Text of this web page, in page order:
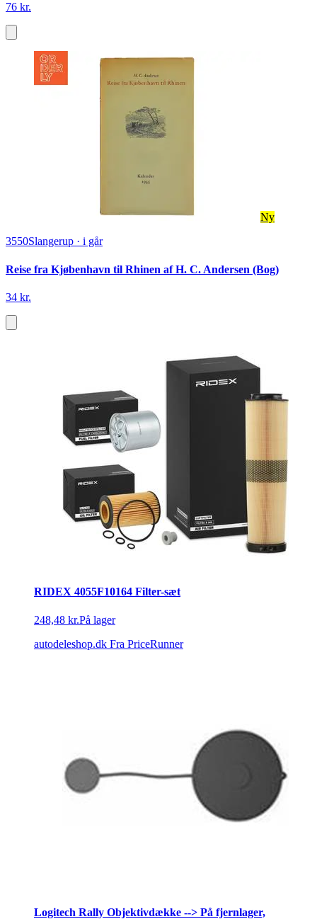
76 kr.
Ny
3550Slangerup · i går
Reise fra Kjøbenhavn til Rhinen af H. C. Andersen (Bog)
34 kr.
RIDEX 4055F10164 Filter-sæt
248,48 kr.På lager
autodeleshop.dk Fra PriceRunner
Logitech Rally Objektivdække --> På fjernlager,